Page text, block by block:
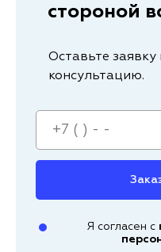
стороной
Оставьте
консультацию.
Я согласен с